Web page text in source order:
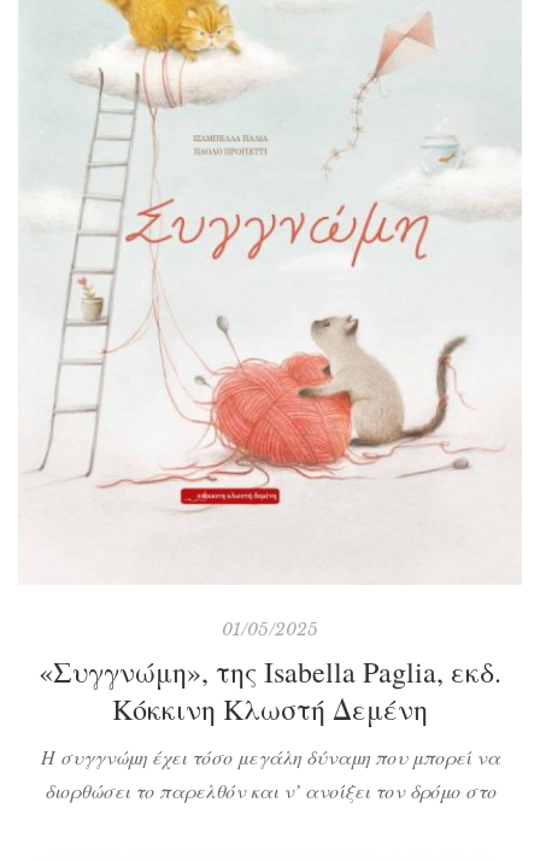
01/05/2025
«Συγγνώμη», της Isabella Paglia, εκδ.
Κόκκινη Κλωστή Δεμένη
Η συγγνώμη έχει τόσο μεγάλη δύναμη που μπορεί να
διορθώσει το παρελθόν και ν’ ανοίξει τον δρόμο στο